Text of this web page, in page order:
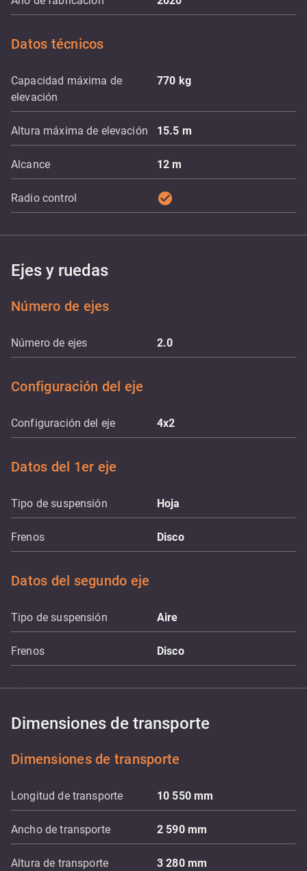
Datos técnicos
Capacidad máxima de
elevación
770 kg
Altura máxima de elevación 15.5 m
Alcance 12m
Radio control check_circle
Ejes y ruedas
Número de ejes
Número de ejes 2.0
Configuración del eje
Configuración del eje 4x2
Datos del 1er eje
Tipo de suspensión Hoja
Frenos Disco
Datos del segundo eje
Tipo de suspensión Aire
Frenos Disco
Dimensiones de transporte
Dimensiones de transporte
Longitud de transporte 10 550mm
Ancho de transporte 2 590 mm
Altura de transporte 3 280 mm